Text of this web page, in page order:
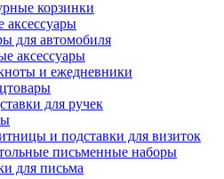
корзинки
для автомобиля
аксессуары
и ежедневники
для ручек
и подставки для визиток
письменные наборы
для письма